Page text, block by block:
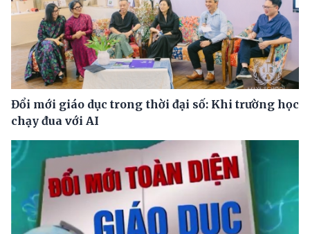
Đổi mới giáo dục trong thời đại số: Khi trường học
chạy đua với AI